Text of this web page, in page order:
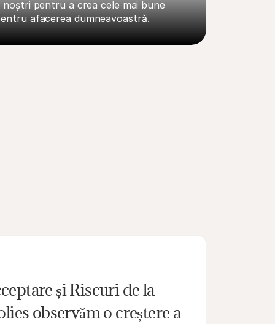
noștri pentru a crea cele mai bune
afacerea dumneavoastră.
și Riscuri de la
observăm o creștere a